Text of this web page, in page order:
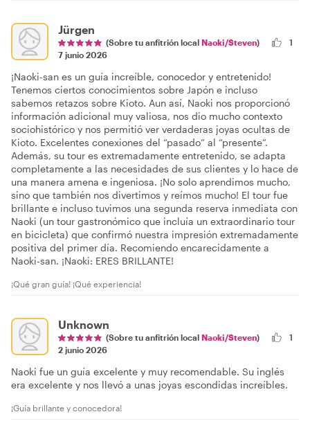
Jürgen
(Sobre tu anfitrión local Naoki/Steven)
7 junio 2026
1
¡Naoki-san es un guía increíble, conocedor y entretenido!
Tenemos ciertos conocimientos sobre Japón e incluso
sabemos retazos sobre Kioto. Aun así, Naoki nos proporcionó
información adicional muy valiosa, nos dio mucho contexto
sociohistórico y nos permitió ver verdaderas joyas ocultas de
Kioto. Excelentes conexiones del “pasado” al “presente”.
Además, su tour es extremadamente entretenido, se adapta
completamente a las necesidades de sus clientes y lo hace de
una manera amena e ingeniosa. ¡No solo aprendimos mucho,
sino que también nos divertimos y reímos mucho! El tour fue
brillante e incluso tuvimos una segunda reserva inmediata con
Naoki (un tour gastronómico que incluía un extraordinario tour
en bicicleta) que confirmó nuestra impresión extremadamente
positiva del primer día. Recomiendo encarecidamente a
Naoki-san. ¡Naoki: ERES BRILLANTE!
¡Qué gran guía! ¡Qué experiencia!
Unknown
(Sobre tu anfitrión local Naoki/Steven)
2 junio 2026
1
Naoki fue un guía excelente y muy recomendable. Su inglés
era excelente y nos llevó a unas joyas escondidas increíbles.
¡Guía brillante y conocedora!